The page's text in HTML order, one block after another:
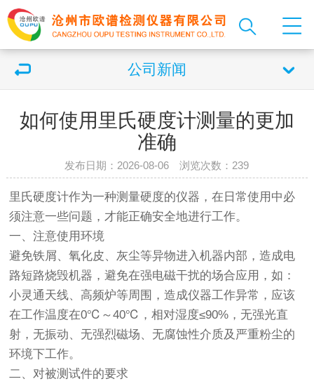
公司新闻
如何使用里氏硬度计测量的更加
准确
发布日期：2026-08-06 浏览次数： 239
里氏硬度计作为一种测量硬度的仪器，在日常使用中必
须注意一些问题，才能正确安全地进行工作。
一、注意使用环境
避免铁屑、氧化皮、灰尘等异物进入机器内部，造成电
路短路烧毁机器，避免在强电磁干扰的场合应用，如：
小灵通天线、高频炉等周围，造成仪器工作异常，应该
在工作温度在0℃～40℃，相对湿度≤90%，无强光直
射，无振动、无强烈磁场、无腐蚀性介质及严重粉尘的
环境下工作。
二、对被测试件的要求